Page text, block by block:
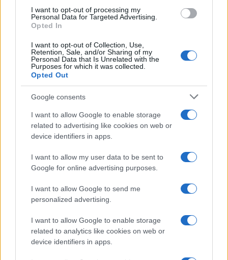
I want to opt-out of processing my
Personal Data for Targeted Advertising.
Opted In
I want to opt-out of Collection, Use,
Retention, Sale, and/or Sharing of my
Personal Data that Is Unrelated with the
Purposes for which it was collected.
Opted Out
Google consents
I want to allow Google to enable storage
related to advertising like cookies on web or
device identifiers in apps.
I want to allow my user data to be sent to
Google for online advertising purposes.
I want to allow Google to send me
personalized advertising.
I want to allow Google to enable storage
related to analytics like cookies on web or
device identifiers in apps.
Condividi l'articolo
F
a
ce
b
o
o
k
T
w
it
te
r
n
te
st
h
at
p
p
h
a
Articolo precedente
NOTIZIE RECENTI
Le previsioni meteo per il weekend a Olbia e in
Gallura
Michelle Hunziker in Gallura, bella anche dal
vivo: un amico vip svela come fa
Calangianus, dopo le polemiche il centro